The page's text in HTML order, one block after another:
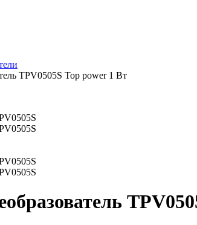
TPV0505S Top power 1 Вт